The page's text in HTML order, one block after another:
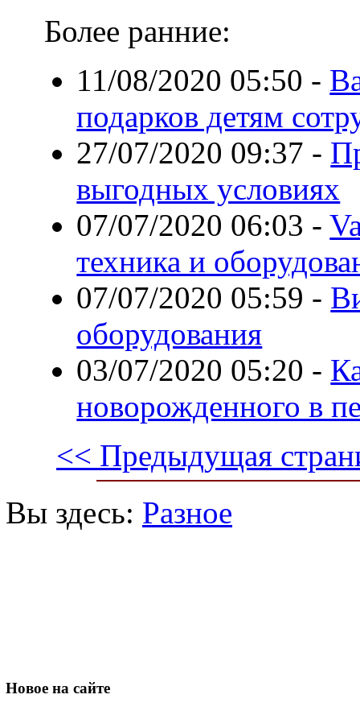
Более ранние:
11/08/2020 05:50 -
подарков детям
27/07/2020 09:37 -
выгодных условиях
07/07/2020 06:03 -
техника и
07/07/2020 05:59 -
оборудования
03/07/2020 05:20 -
новорожденного в
<< Предыдущая
Вы здесь: Разное
Новое на сайте